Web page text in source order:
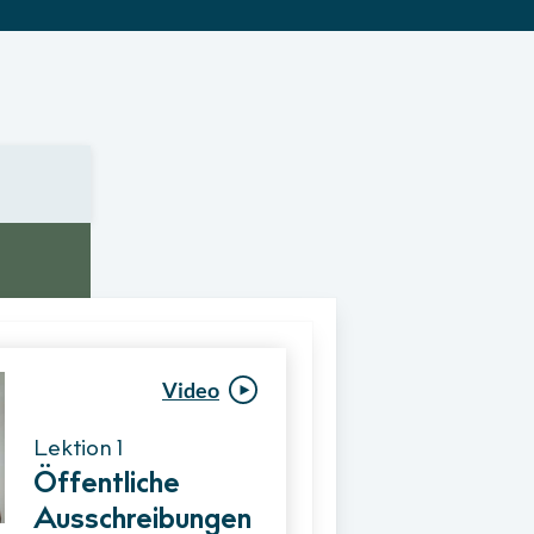
Video
Lektion 1
Öffentliche
AusschreibungenVergabeverfahre